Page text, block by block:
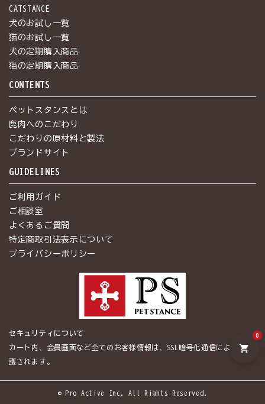
shopping_cart
0
CATSTANCE
犬のお試し一覧
猫のお試し一覧
犬の定期購入商品
猫の定期購入商品
CONTENTS
ペットスタンスとは
鹿肉へのこだわり
こだわりの原材料と製法
ブランドサイト
GUIDELINES
ご利用ガイド
ご相談室
よくあるご質問
特定商取引法表示について
プライバシーポリシー
セキュリティについて
カート内、会員画面など全てのお客様情報は、SSL暗号化通信によって保
護されます。
© Pro Active Inc. All Rights Reserved.